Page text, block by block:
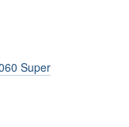
Super